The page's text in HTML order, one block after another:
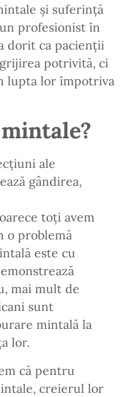
și suferință
profesionist în
dorit ca pacienții
potrivită, ci
lupta lor împotriva
ale
gândirea,
toți avem
o problemă
este cu
mai mult de
sunt
mintală la
lor.
că pentru
creierul lor